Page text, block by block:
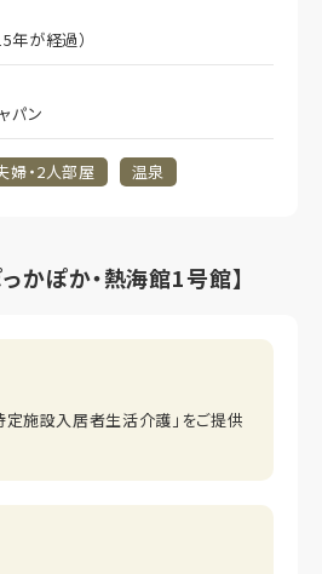
年が経過）
パン
婦・2人部屋 温泉
かぽか・熱海館1号館】
定施設入居者生活介護」をご提供